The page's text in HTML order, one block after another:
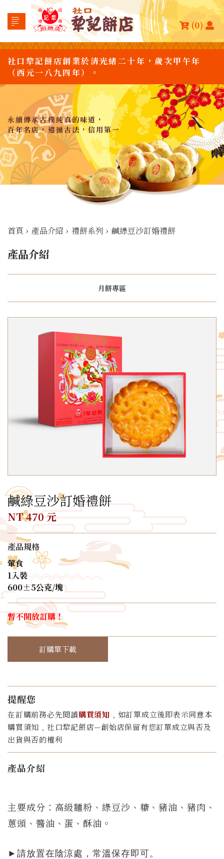
(0)
社口犂記餅店創業於清光緒二十年，歲次甲午年
（西元一八九四年）。
永續傳承古樸純真的味道，
百年名店，遵循古法，信用第一
首頁 › 產品介紹 › 禮餅系列 › 鹹綠豆沙訂婚禮餅
產品介紹
月餅專區
鹹綠豆沙訂婚禮餅
NT 470 元
產品規格
葷食
1入裝
600±5公克/塊
暫不開放訂購！
訂購單下載
提醒您
在訂購前務必先閱讀購買須知 ﹐如訂單成立後即表示同意本
購買須知﹐社口犂記餅店—創始店保留有您訂單成立與否及
出貨與否的權利
產品介紹
主要成分：高級麵粉、綠豆沙、糖、豬油、豬肉、
蔥頭、醬油、蛋、酥油。
► 請放置在陰涼處，常溫保存即可。